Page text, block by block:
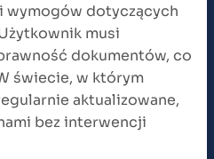
wymogów dotyczących
musi
dokumentów, co
świecie, w którym
aktualizowane,
bez interwencji